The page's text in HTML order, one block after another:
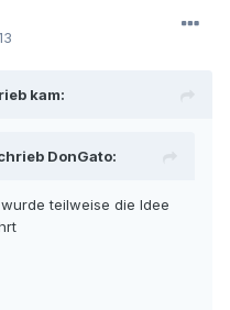
kam:
DonGato:
teilweise die Idee